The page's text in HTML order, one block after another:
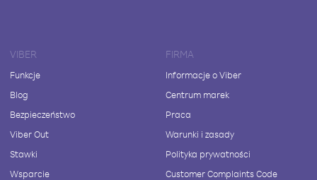
VIBER
Funkcje
Blog
Bezpieczeństwo
Viber Out
Stawki
Wsparcie
FIRMA
Informacje o Viber
Centrum marek
Praca
Warunki i zasady
Polityka prywatności
Customer Complaints Code